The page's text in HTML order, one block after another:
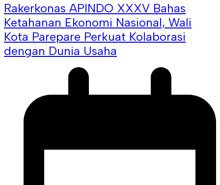
Rakerkonas APINDO XXXV Bahas
Ketahanan Ekonomi Nasional, Wali
Kota Parepare Perkuat Kolaborasi
dengan Dunia Usaha